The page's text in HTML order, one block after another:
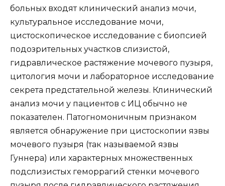
больных входят клинический анализ мочи,
культуральное исследование мочи,
цистоскопическое исследование с биопсией
подозрительных участков слизистой,
гидравлическое растяжение мочевого пузыря,
цитология мочи и лабораторное исследование
секрета предстательной железы. Клинический
анализ мочи у пациентов с ИЦ обычно не
показателен. Патогномоничным признаком
является обнаружение при цистоскопии язвы
мочевого пузыря (так называемой язвы
Гуннера) или характерных множественных
подслизистых геморрагий стенки мочевого